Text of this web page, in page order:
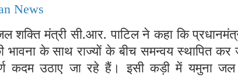
News
शक्ति मंत्री सी.आर. पाटिल ने कहा कि
भावना के साथ राज्यों के बीच समन्वय स्थापित
कदम उठाए जा रहे हैं। इसी कड़ी में यमुना जल